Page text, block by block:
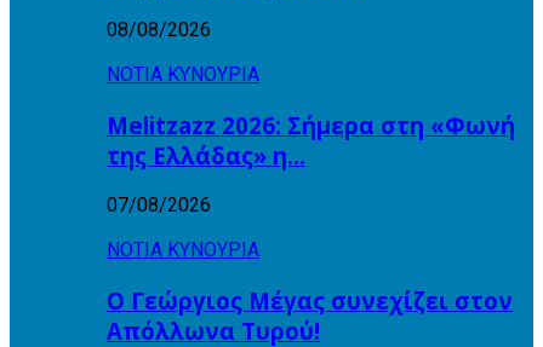
08/08/2026
ΝΟΤΙΑ ΚΥΝΟΥΡΙΑ
Melitzazz 2026: Σήμερα στη «Φωνή
της Ελλάδας» η…
07/08/2026
ΝΟΤΙΑ ΚΥΝΟΥΡΙΑ
Ο Γεώργιος Μέγας συνεχίζει στον
Απόλλωνα Τυρού!